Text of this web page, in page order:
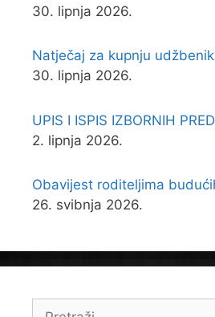
30. lipnja 2026.
Natječaj za kupnju
30. lipnja 2026.
UPIS I ISPIS IZBORNIH
2. lipnja 2026.
Obavijest roditeljima
26. svibnja 2026.
Pretraži: